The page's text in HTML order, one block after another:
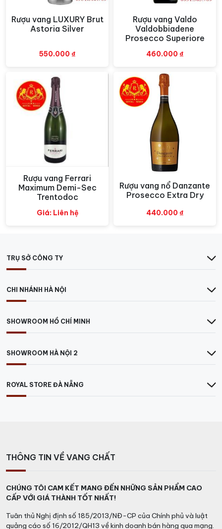
rượu Champagne
mang đến sự hài lòng và khẳng định vị thế của người
uống trong mỗi kỷ niệm.
Xem nhanh
Rượu vang LUXURY Brut
Astoria Silver
550.000 ₫
Xem nhanh
Rượu vang Valdo
Valdobbiadene
Prosecco Superiore
460.000 ₫
Xem nhanh
Rượu vang Ferrari
Maximum Demi-Sec
Trentodoc
Giá: Liên hệ
Xem nhanh
Rượu vang nổ Danzante
Prosecco Extra Dry
440.000 ₫
TRỤ SỞ CÔNG TY
CHI NHÁNH HÀ NỘI
SHOWROOM HỒ CHÍ MINH
SHOWROOM HÀ NỘI 2
ROYAL STORE ĐÀ NẴNG
THÔNG TIN VỀ VANG CHẤT
CHÚNG TÔI CAM KẾT MANG ĐẾN NHỮNG SẢN PHẨM CAO
CẤP VỚI GIÁ THÀNH TỐT NHẤT!
Tuân thủ Nghị định số 185/2013/NĐ-CP của Chính phủ và luật
quảng cáo số 16/2012/QH13 về kinh doanh bán hàng qua mạng.